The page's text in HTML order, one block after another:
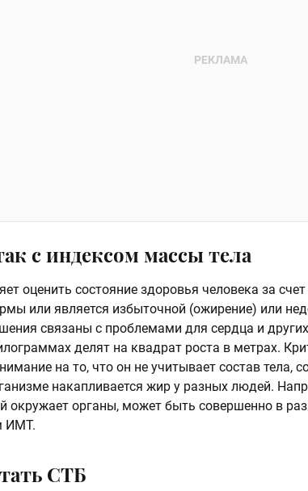
с индексом массы тела
оценить состояние здоровья человека за
или является избыточной (ожирение) или
связаны с проблемами для сердца и
делят на квадрат роста в метрах.
на то, что он не учитывает состав тела,
накапливается жир у разных людей.
окружает органы, может быть совершенно в
ИМТ.
СТБ